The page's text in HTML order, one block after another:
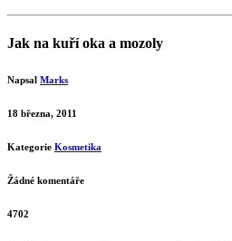
Jak na kuří oka a mozoly
Napsal Marks
18 března, 2011
Kategorie Kosmetika
Žádné komentáře
4702